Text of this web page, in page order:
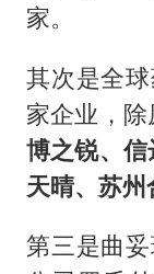
家。
其次是全
家企业，
博之锐、
天晴、苏
第三是曲